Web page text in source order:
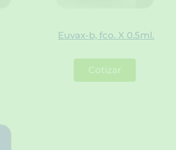
Euvax-b, fco. X 0.5ml.
Cotizar